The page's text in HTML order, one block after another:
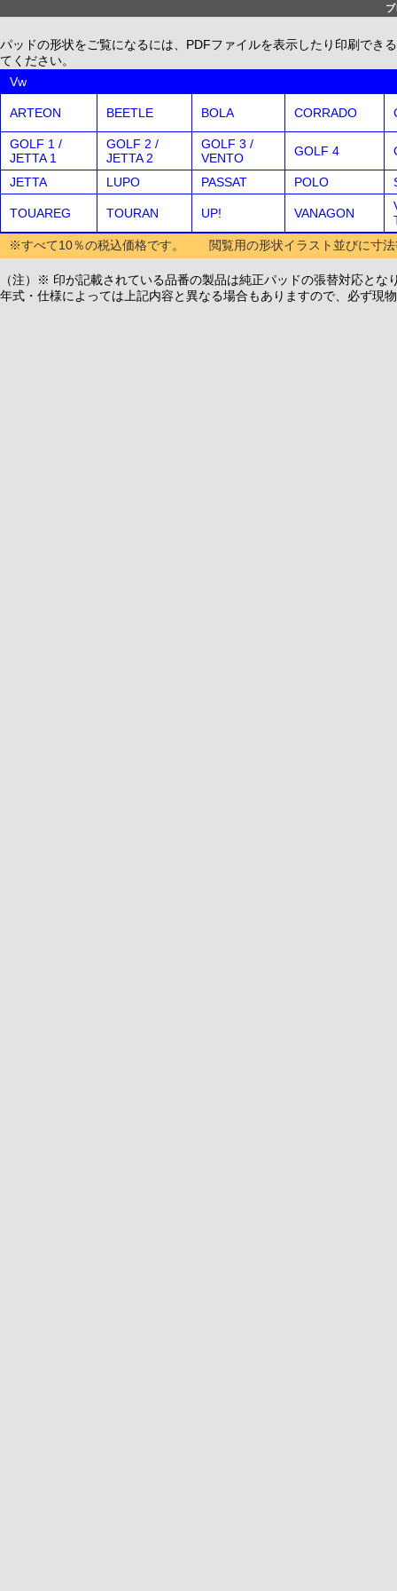
パッドの形状をご覧になるには、PDFファイルを表示したり印刷でき
てください。
Vw
ARTEON BEETLE BOLA CORRADO
GOLF 1 /
JETTA 1
GOLF 2 /
JETTA 2
GOLF 3 /
VENTO
GOLF 4
JETTA LUPO PASSAT POLO
TOUAREG TOURAN UP! VANAGON
※すべて10％の税込価格です。 閲覧用の形状イラスト並びに寸法
（注）※ 印が記載されている品番の製品は純正パッドの張替対応とな
年式・仕様によっては上記内容と異なる場合もありますので、必ず現